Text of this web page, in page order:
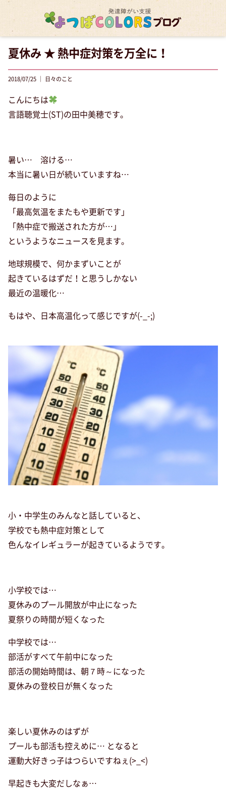
夏休み ★ 熱中症対策を万全に！
2018/07/25 ｜ 日々のこと
こんにちは
言語聴覚士(ST)の田中美穂です。
暑い… 溶ける…
本当に暑い日が続いていますね…
毎日のように
「最高気温をまたもや更新です」
「熱中症で搬送された方が…」
というようなニュースを見ます。
地球規模で、何かまずいことが
起きているはずだ！と思うしかない
最近の温暖化…
もはや、日本高温化って感じですが(-_-;)
小・中学生のみんなと話していると、
学校でも熱中症対策として
色んなイレギュラーが起きているようです。
小学校では…
夏休みのプール開放が中止になった
夏祭りの時間が短くなった
中学校では…
部活がすべて午前中になった
部活の開始時間は、朝７時～になった
夏休みの登校日が無くなった
楽しい夏休みのはずが
プールも部活も控えめに… となると
運動大好きっ子はつらいですねぇ(>_<)
早起きも大変だしなぁ…